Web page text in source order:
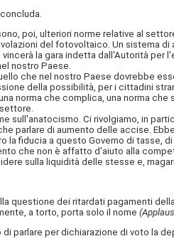
poi, ulteriori norme relative al
del fotovoltaico. Un sistema
la gara indetta dall'Autorità per
nostro Paese.
che nel nostro Paese dovrebbe
della possibilità, per i cittadini
norma che complica, una norma
sull'anatocismo. Ci rivolgiamo, in
parlare di aumento delle accise.
la fiducia a questo Governo di tasse,
che non è affatto d'aiuto alla
sulla liquidità delle stesse e,
questione dei ritardati pagamenti
a torto, porta solo il nome
parlare per dichiarazione di voto la